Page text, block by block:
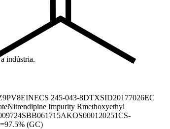
indústria.
EINECS 245-043-8DTXSID20177026EC
Nitrendipine Impurity Rmethoxyethyl
SBB061715AKOS000120251CS-
(GC)